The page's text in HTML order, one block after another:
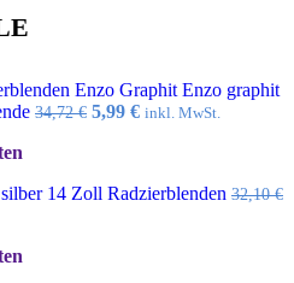
Enzo graphit
34,72€ Ursprünglicher
5,99 €Aktueller
inkl. MwSt.
14 Zoll Radzierblenden 32,10€